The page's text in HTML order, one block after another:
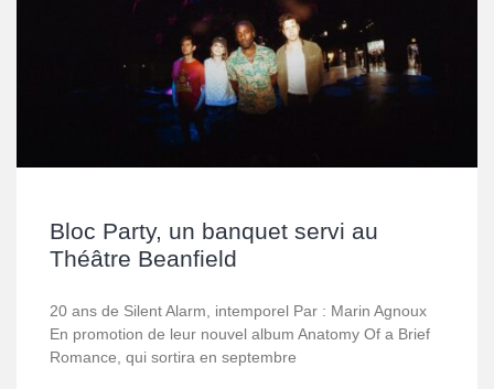
Bloc Party, un banquet servi au
Théâtre Beanfield
20 ans de Silent Alarm, intemporel Par : Marin Agnoux
En promotion de leur nouvel album Anatomy Of a Brief
Romance, qui sortira en septembre